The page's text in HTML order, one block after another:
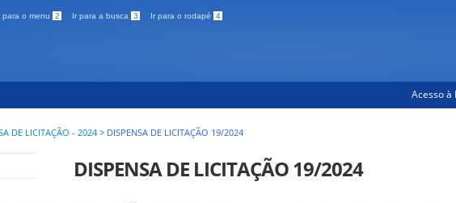
para o menu 2 Ir para a busca 3 Ir para o rodapé 4
Acesso à
DE LICITAÇÃO - 2024 > DISPENSA DE LICITAÇÃO 19/2024
DISPENSA DE LICITAÇÃO 19/2024